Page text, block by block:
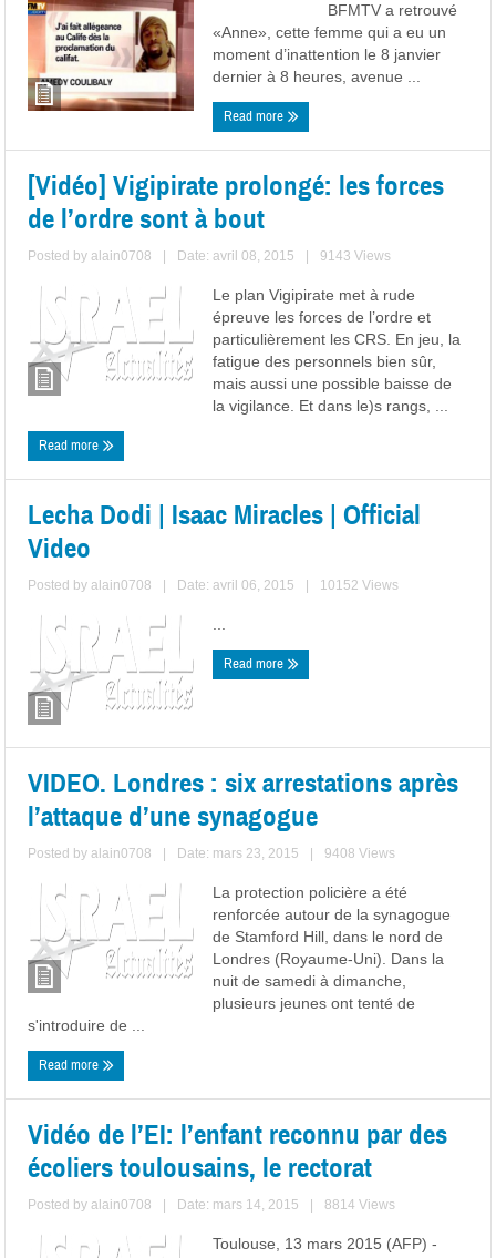
BFMTV a retrouvé
«Anne», cette femme qui a eu un
moment d’inattention le 8 janvier
dernier à 8 heures, avenue ...
Read more
[Vidéo] Vigipirate prolongé: les forces
de l’ordre sont à bout
Posted byalain0708 Date: avril 08, 2015 9143 Views
Le plan Vigipirate met à rude
épreuve les forces de l’ordre et
particulièrement les CRS. En jeu, la
fatigue des personnels bien sûr,
mais aussi une possible baisse de
la vigilance. Et dans le)s rangs, ...
Read more
Lecha Dodi | Isaac Miracles | Official
Video
Posted byalain0708 Date: avril 06, 2015 10152 Views
Read more
VIDEO. Londres : six arrestations après
l’attaque d’une synagogue
Posted byalain0708 Date: mars 23, 2015 9408 Views
La protection policière a été
renforcée autour de la synagogue
de Stamford Hill, dans le nord de
Londres (Royaume-Uni). Dans la
nuit de samedi à dimanche,
plusieurs jeunes ont tenté de
s'introduire de ...
Read more
Vidéo de l’EI: l’enfant reconnu par des
écoliers toulousains, le rectorat
Posted byalain0708 Date: mars 14, 2015 8814 Views
Toulouse, 13 mars 2015 (AFP) -